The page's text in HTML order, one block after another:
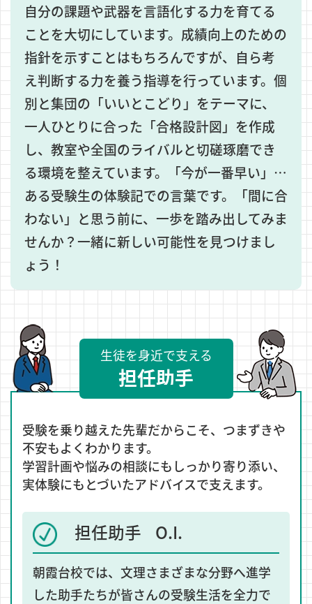
自分の課題や武器を言語化する力を育てる
ことを大切にしています。成績向上のための
指針を示すことはもちろんですが、自ら考
え判断する力を養う指導を行っています。個
別と集団の「いいとこどり」をテーマに、
一人ひとりに合った「合格設計図」を作成
し、教室や全国のライバルと切磋琢磨でき
る環境を整えています。「今が一番早い」…
ある受験生の体験記での言葉です。「間に合
わない」と思う前に、一歩を踏み出してみま
せんか？一緒に新しい可能性を見つけまし
ょう！
生徒を身近で支える
担任助手
受験を乗り越えた先輩だからこそ、つまずきや
不安もよくわかります。
学習計画や悩みの相談にもしっかり寄り添い、
実体験にもとづいたアドバイスで支えます。
担任助手 O.I.
朝霞台校では、文理さまざまな分野へ進学
した助手たちが皆さんの受験生活を全力で